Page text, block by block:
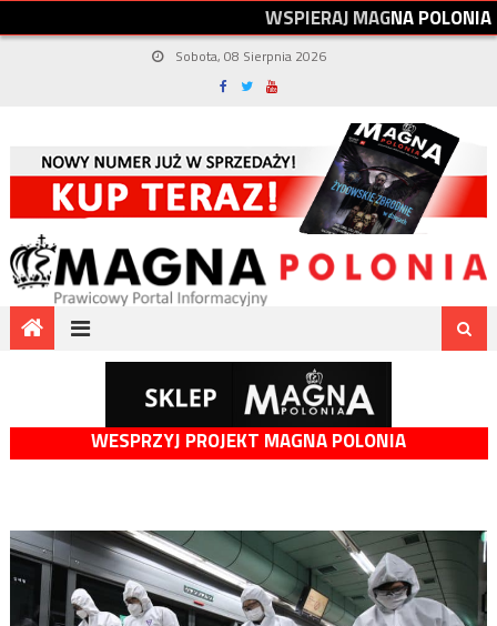
WSPIERAJMAGNAPOLONIA
Sobota, 08 Sierpnia 2026
WESPRZYJ PROJEKT MAGNA POLONIA